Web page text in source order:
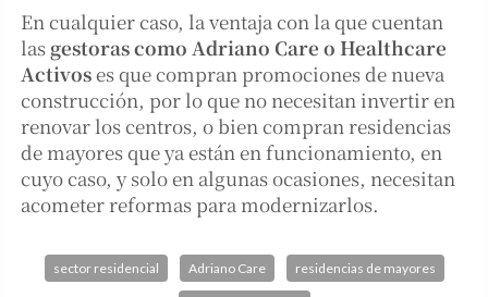
En cualquier caso, la ventaja con la que cuentan
las gestoras como Adriano Care o Healthcare
Activoses que compran promociones de nueva
construcción, por lo que no necesitan invertir en
renovar los centros, o bien compran residencias
de mayores que ya están en funcionamiento, en
cuyo caso, y solo en algunas ocasiones, necesitan
acometer reformas para modernizarlos.
sector residencial Adriano Care residencias de mayores